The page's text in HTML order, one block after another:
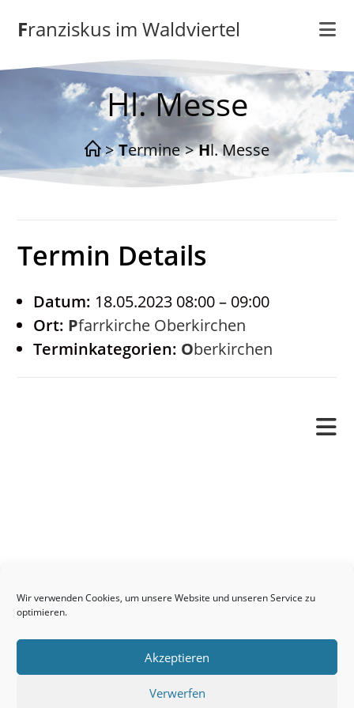
Wir verwenden Cookies, um unsere Website und unseren Service zu
optimieren.
Akzeptieren
Verwerfen
Inhalt
springenFranziskus im Waldviertel
Hl. Messe
> Termine > Hl. Messe
Termin Details
Datum: 18.05.2023 08:00– 09:00
Ort:
Pfarrkirche Oberkirchen
Terminkategorien:
Oberkirchen
Kontakt
Links
Neuigkeiten
Seelsorge / Sakramente